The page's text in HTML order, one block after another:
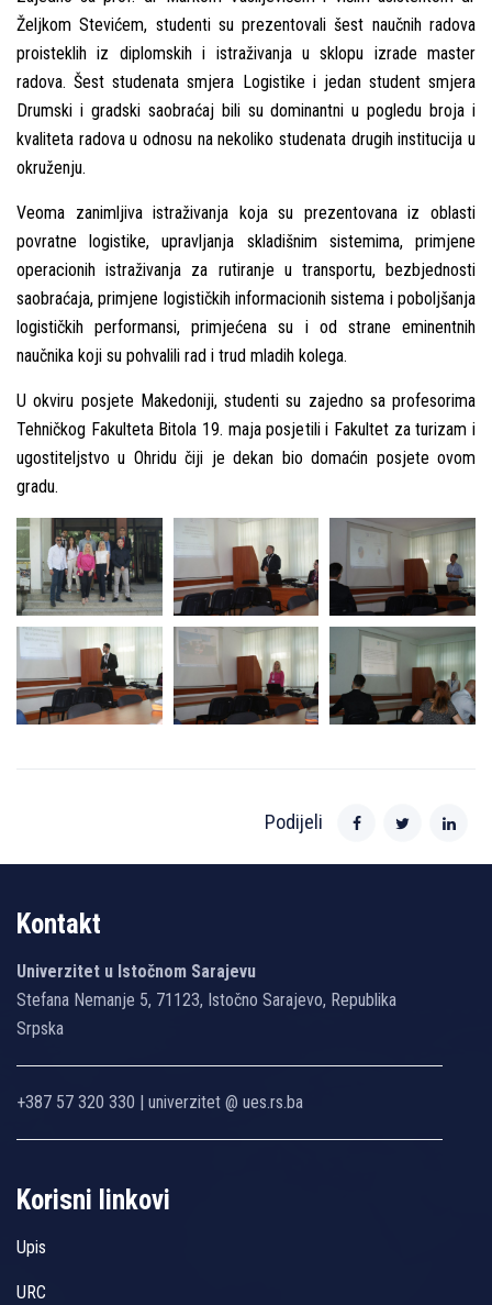
Želјkom Stevićem, studenti su prezentovali šest naučnih radova
proisteklih iz diplomskih i istraživanja u sklopu izrade master
radova. Šest studenata smjera Logistike i jedan student smjera
Drumski i gradski saobraćaj bili su dominantni u pogledu broja i
kvaliteta radova u odnosu na nekoliko studenata drugih institucija u
okruženju.
Veoma zanimlјiva istraživanja koja su prezentovana iz oblasti
povratne logistike, upravlјanja skladišnim sistemima, primjene
operacionih istraživanja za rutiranje u transportu, bezbjednosti
saobraćaja, primjene logističkih informacionih sistema i pobolјšanja
logističkih performansi, primjećena su i od strane eminentnih
naučnika koji su pohvalili rad i trud mladih kolega.
U okviru posjete Makedoniji, studenti su zajedno sa profesorima
Tehničkog Fakulteta Bitola 19. maja posjetili i Fakultet za turizam i
ugostitelјstvo u Ohridu čiji je dekan bio domaćin posjete ovom
gradu.
Podijeli
Kontakt
Univerzitet u Istočnom Sarajevu
Stefana Nemanje 5, 71123, Istočno Sarajevo, Republika
Srpska
+387 57 320 330 | univerzitet @ ues.rs.ba
Korisni linkovi
Upis
URC